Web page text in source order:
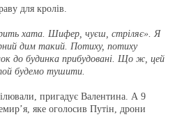
для кролів.
хата. Шифер, чуєш, стріляє». Я
дим такий. Потиху, потиху
до будинка прибудовані. Що ж, цей
будемо тушити.
пригадує Валентина. А 9
яке оголосив Путін, дрони